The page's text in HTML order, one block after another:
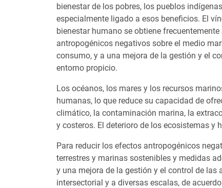
bienestar de los pobres, los pueblos
especialmente ligado a esos beneficios. El
bienestar humano se obtiene
antropogénicos negativos sobre el medio
consumo, y a una mejora de la gestión y el
entorno propicio.
Los océanos, los mares y los recursos
humanas, lo que reduce su capacidad de
climático, la contaminación marina, la
y costeros. El deterioro de los ecosistemas
Para reducir los efectos antropogénicos
terrestres y marinas sostenibles y medidas
y una mejora de la gestión y el control de
intersectorial y a diversas escalas, de